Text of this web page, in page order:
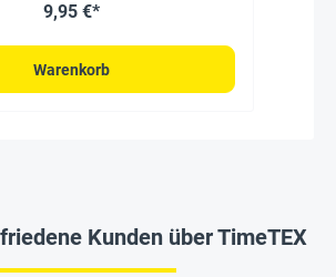
9,95 €*
Warenkorb
Kunden über TimeTEX